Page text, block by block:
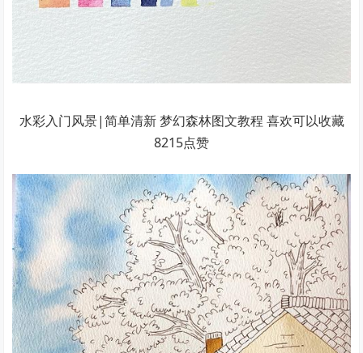
水彩入门风景|简单清新 梦幻森林图文教程 喜欢可以收藏
8215点赞